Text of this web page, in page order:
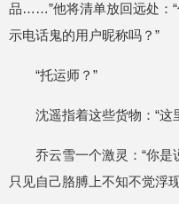
品……”他将清单放回远处：
示电话鬼的用户昵称吗？”
“托运师？”
沈遥指着这些货物：“这
乔云雪一个激灵：“你是
只见自己胳膊上不知不觉浮